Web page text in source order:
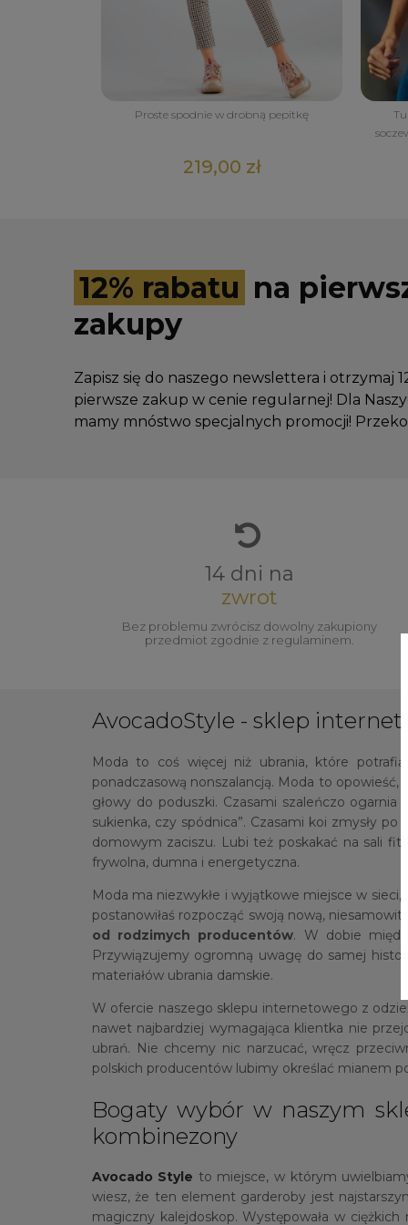
Proste spodnie w drobną pepitkę
219,00 zł
12% rabatu na
zakupy
Zapisz się do naszego newslettera i otrzymaj
pierwsze zakup w cenie regularnej! Dla
mamy mnóstwo specjalnych promocji!
14 dni na
zwrot
Bez problemu zwrócisz dowolny zakupiony
przedmiot zgodnie z regulaminem.
AvocadoStyle - sklep
Moda to coś więcej niż ubrania, które
ponadczasową nonszalancją. Moda to
głowy do poduszki. Czasami szaleńczo
sukienka, czy spódnica”. Czasami koi zmysły
domowym zaciszu. Lubi też poskakać na sali
frywolna, dumna i energetyczna.
Moda ma niezwykłe i wyjątkowe miejsce w
postanowiłaś rozpocząć swoją nową,
od rodzimych producentów. W dobie
Przywiązujemy ogromną uwagę do samej
materiałów ubrania damskie.
W ofercie naszego sklepu internetowego z
nawet najbardziej wymagająca klientka nie
ubrań. Nie chcemy nic narzucać, wręcz
polskich producentów lubimy określać mianem
Bogaty wybór w naszym
kombinezony
Avocado Style to miejsce, w którym
wiesz, że ten element garderoby jest
magiczny kalejdoskop. Występowała w